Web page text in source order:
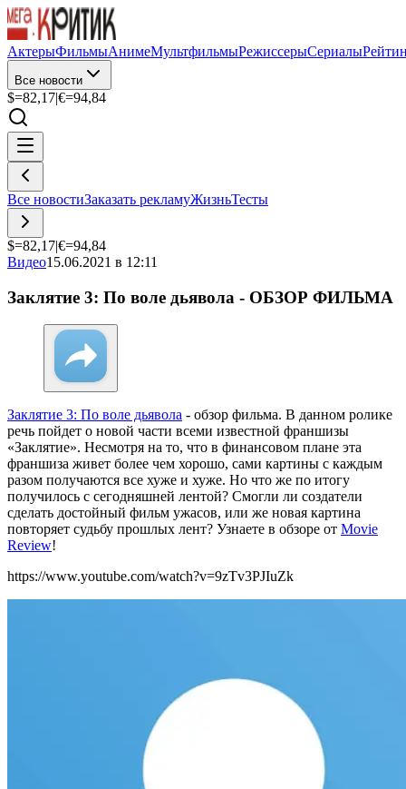
АктерыФильмыАнимеМультфильмыРежиссерыСериалы
Все новости
$=82,17|€=94,84
Все новостиЗаказать рекламуЖизньТесты
$=82,17|€=94,84
Видео15.06.2021 в 12:11
Заклятие 3: По воле дьявола - ОБЗОР ФИЛЬМА
Заклятие 3: По воле дьявола - обзор фильма. В данном ролике
речь пойдет о новой части всеми известной франшизы
«Заклятие». Несмотря на то, что в финансовом плане эта
франшиза живет более чем хорошо, сами картины с каждым
разом получаются все хуже и хуже. Но что же по итогу
получилось с сегодняшней лентой? Смогли ли создатели
сделать достойный фильм ужасов, или же новая картина
повторяет судьбу прошлых лент? Узнаете в обзоре от Movie
Review!
https://www.youtube.com/watch?v=9zTv3PJIuZk